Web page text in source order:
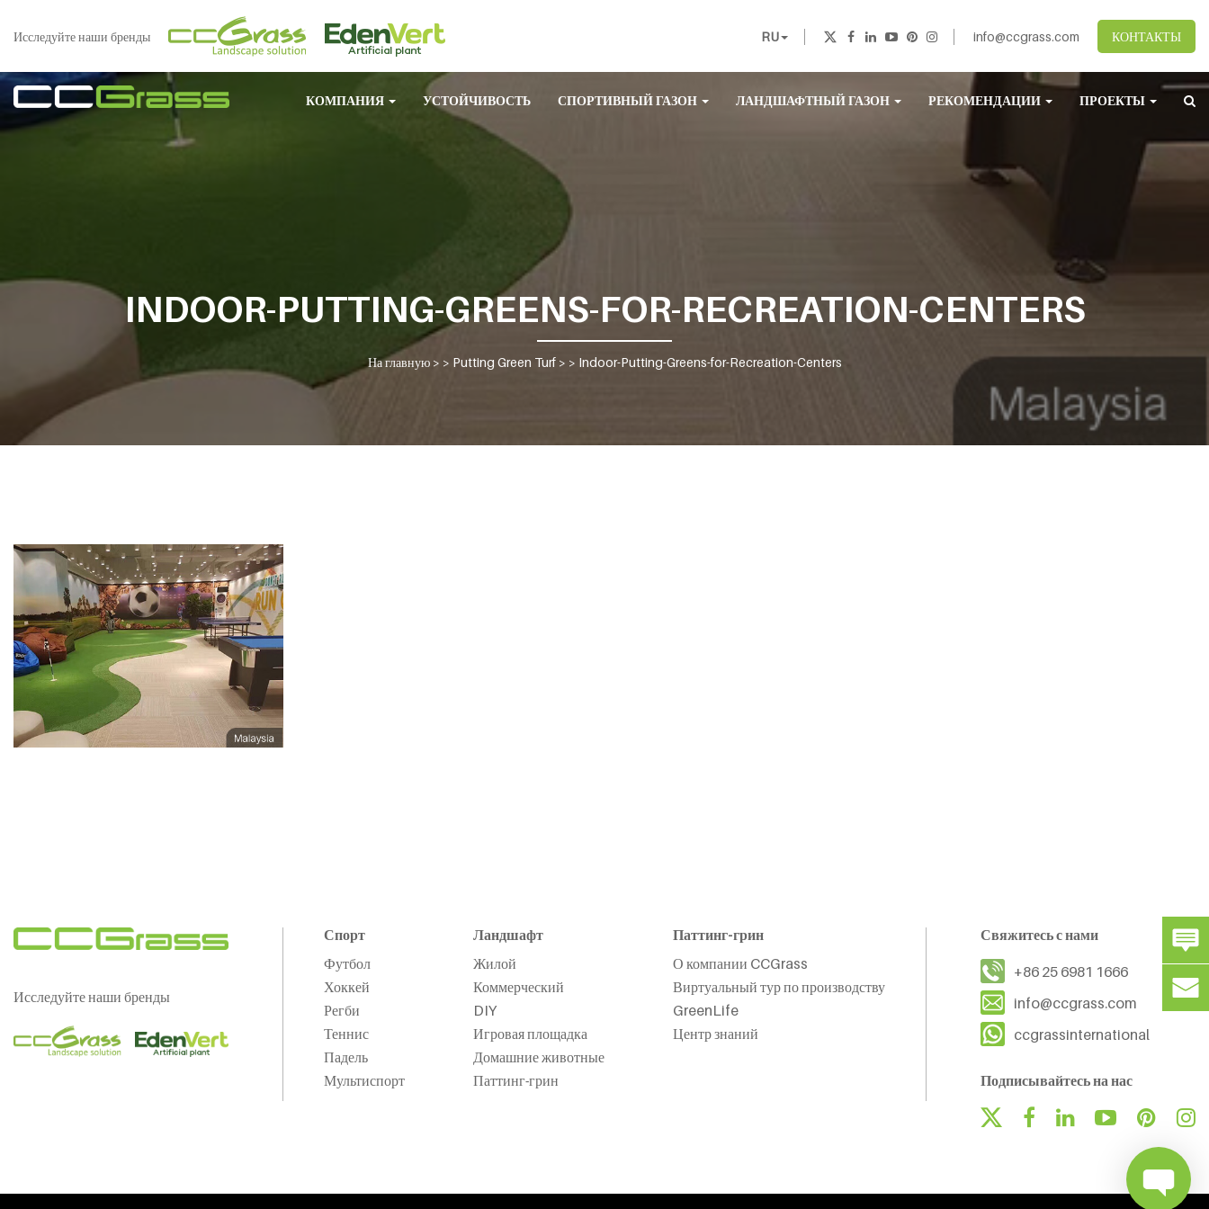
Исследуйте наши бренды RU info@ccgrass.com КОНТАКТЫ
КОМПАНИЯ УСТОЙЧИВОСТЬ СПОРТИВНЫЙ ГАЗОН ЛАНДШАФТНЫЙ ГАЗОН РЕКОМЕНДАЦИИ ПРОЕКТЫ
INDOOR-PUTTING-GREENS-FOR-RECREATION-CENTERS
На главную> > Putting Green Turf> > Indoor-Putting-Greens-for-Recreation-Centers
Исследуйте наши бренды
Спорт
Футбол
Хоккей
Регби
Теннис
Падель
Мультиспорт
Ландшафт
Жилой
Коммерческий
DIY
Игровая площадка
Домашние животные
Паттинг-грин
Паттинг-грин
О компании CCGrass
Виртуальный тур по производству
GreenLife
Центр знаний
Свяжитесь с нами
+86 25 6981 1666
info@ccgrass.com
ccgrassinternational
Подписывайтесь на нас